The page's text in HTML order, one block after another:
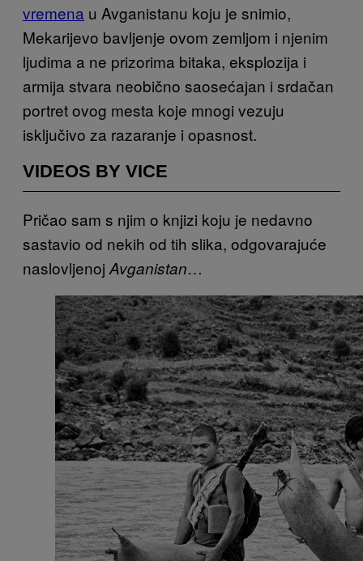
vremena u Avganistanu koju je snimio,
Mekarijevo bavljenje ovom zemljom i njenim
ljudima a ne prizorima bitaka, eksplozija i
armija stvara neobično saosećajan i srdačan
portret ovog mesta koje mnogi vezuju
isključivo za razaranje i opasnost.
VIDEOS BY VICE
Pričao sam s njim o knjizi koju je nedavno
sastavio od nekih od tih slika, odgovarajuće
naslovljenoj Avganistan…